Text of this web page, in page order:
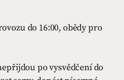
do 16:00, obědy pro
po vysvědčení do